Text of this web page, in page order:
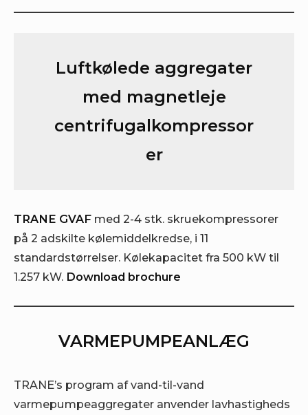
Luftkølede aggregater
med magnetleje
centrifugalkompressor
er
TRANE GVAF med 2-4 stk. skruekompressorer
på 2 adskilte kølemiddelkredse, i 11
standardstørrelser. Kølekapacitet fra 500 kW til
1.257 kW. Download brochure
VARMEPUMPEANLÆG
TRANE’s program af vand-til-vand
varmepumpeaggregater anvender lavhastigheds